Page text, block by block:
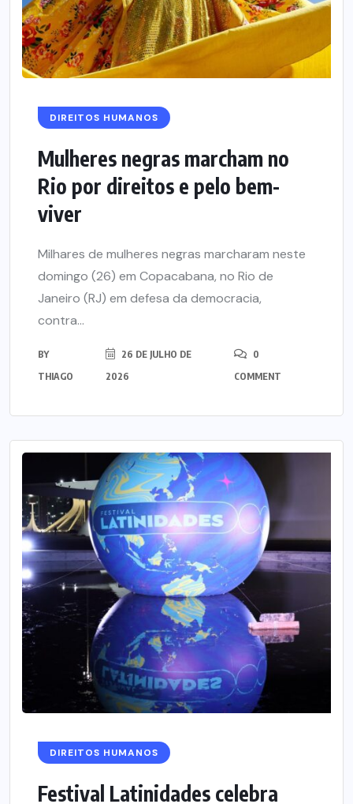
DIREITOS HUMANOS
Mulheres negras marcham no
Rio por direitos e pelo bem-
viver
Milhares de mulheres negras marcharam neste
domingo (26) em Copacabana, no Rio de
Janeiro (RJ) em defesa da democracia,
contra...
BY
THIAGO
26 DE JULHO DE
2026
0
COMMENT
DIREITOS HUMANOS
Festival Latinidades celebra